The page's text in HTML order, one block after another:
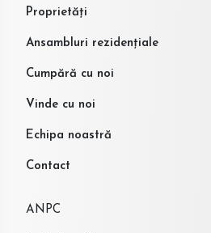
Proprietăți
Ansambluri rezidențiale
Cumpără cu noi
Vinde cu noi
Echipa noastră
Contact
ANPC